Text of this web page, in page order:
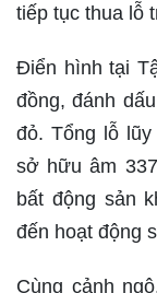
tiếp tục thua lỗ
Điển hình tại
đồng, đánh
đỏ. Tổng lỗ
sở hữu âm
bất động sản
đến hoạt động
Cùng cảnh